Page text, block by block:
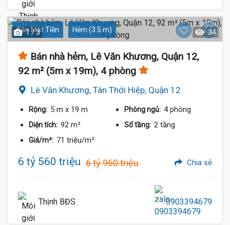
Gần Mặt Tiền Hẻm (3.5 m)
1 / 3 34
Bán nhà hẻm, Lê Văn Khương, Quận 12,
92 m² (5m x 19m), 4 phòng
Lê Văn Khương, Tân Thới Hiệp, Quận 12
Rộng: 5 m x 19 m Phòng ngủ: 4 phòng
Diện tích: 92 m² Số tầng: 2 tầng
Giá/m²: 71 triệu/m²
6 tỷ 560 triệu 6 tỷ 960 triệu Chia sẻ
Thịnh BĐS 0903394679